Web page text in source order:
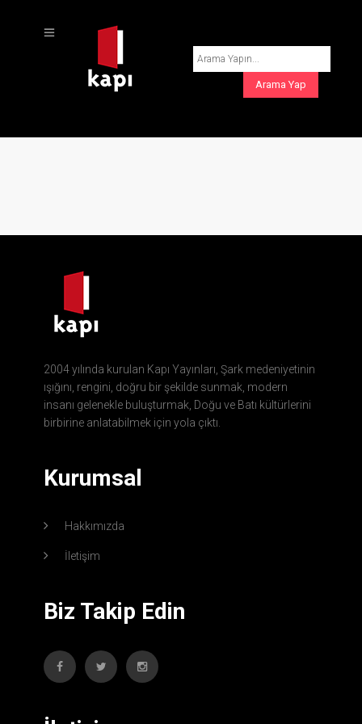
2004 yılında kurulan Kapı Yayınları, Şark medeniyetinin
ışığını, rengini, doğru bir şekilde sunmak, modern
insanı gelenekle buluşturmak, Doğu ve Batı kültürlerini
birbirine anlatabilmek için yola çıktı.
Kurumsal
Hakkımızda
İletişim
Biz Takip Edin